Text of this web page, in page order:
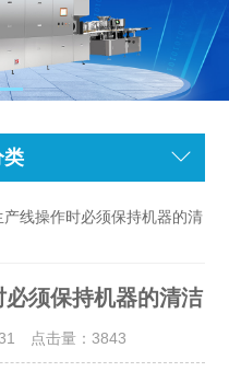
类
线操作时必须保持机器的清
须保持机器的清洁
点击量： 3843